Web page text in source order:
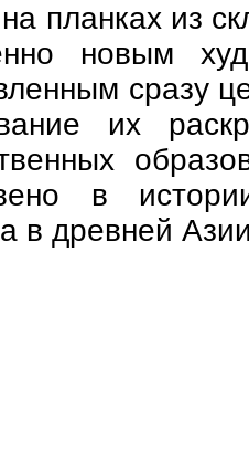
планках из
новым
сразу
их
в истории
в древней